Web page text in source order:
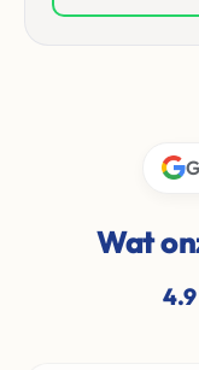
Wat